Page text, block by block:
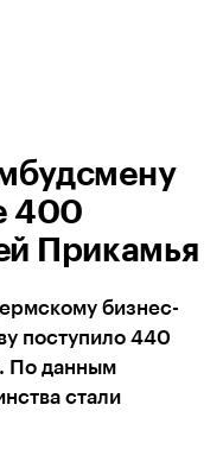
400
Прикамья
бизнес-
поступило 440
По данным
стали